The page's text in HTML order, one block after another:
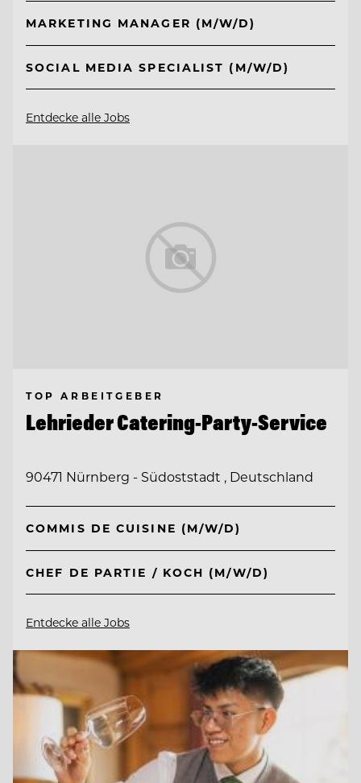
MARKETING MANAGER (M/W/D)
SOCIAL MEDIA SPECIALIST (M/W/D)
Entdecke alle Jobs
TOP ARBEITGEBER
Lehrieder Catering-Party-Service
90471 Nürnberg - Südoststadt , Deutschland
COMMIS DE CUISINE (M/W/D)
CHEF DE PARTIE / KOCH (M/W/D)
Entdecke alle Jobs